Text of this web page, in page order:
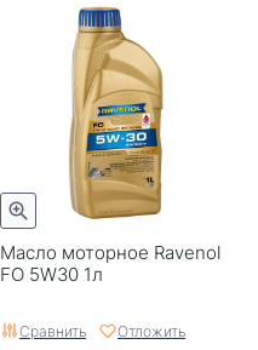
Масло моторное Ravenol
FO 5W30 1л
Сравнить Отложить